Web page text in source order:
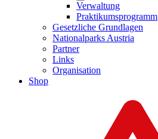
Verwaltung
Praktikumsprogramm
Gesetzliche Grundlagen
Nationalparks Austria
Partner
Links
Organisation
Shop